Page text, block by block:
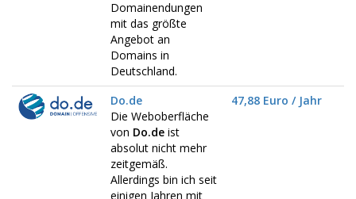
Domainendungen
mit das größte
Angebot an
Domains in
Deutschland.
Do.de
Die Weboberfläche
von Do.de ist
absolut nicht mehr
zeitgemäß.
Allerdings bin ich seit
einigen Jahren mit
47,88 Euro / Jahr